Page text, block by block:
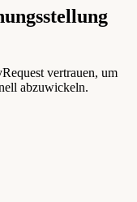
vertrauen, um
abzuwickeln.